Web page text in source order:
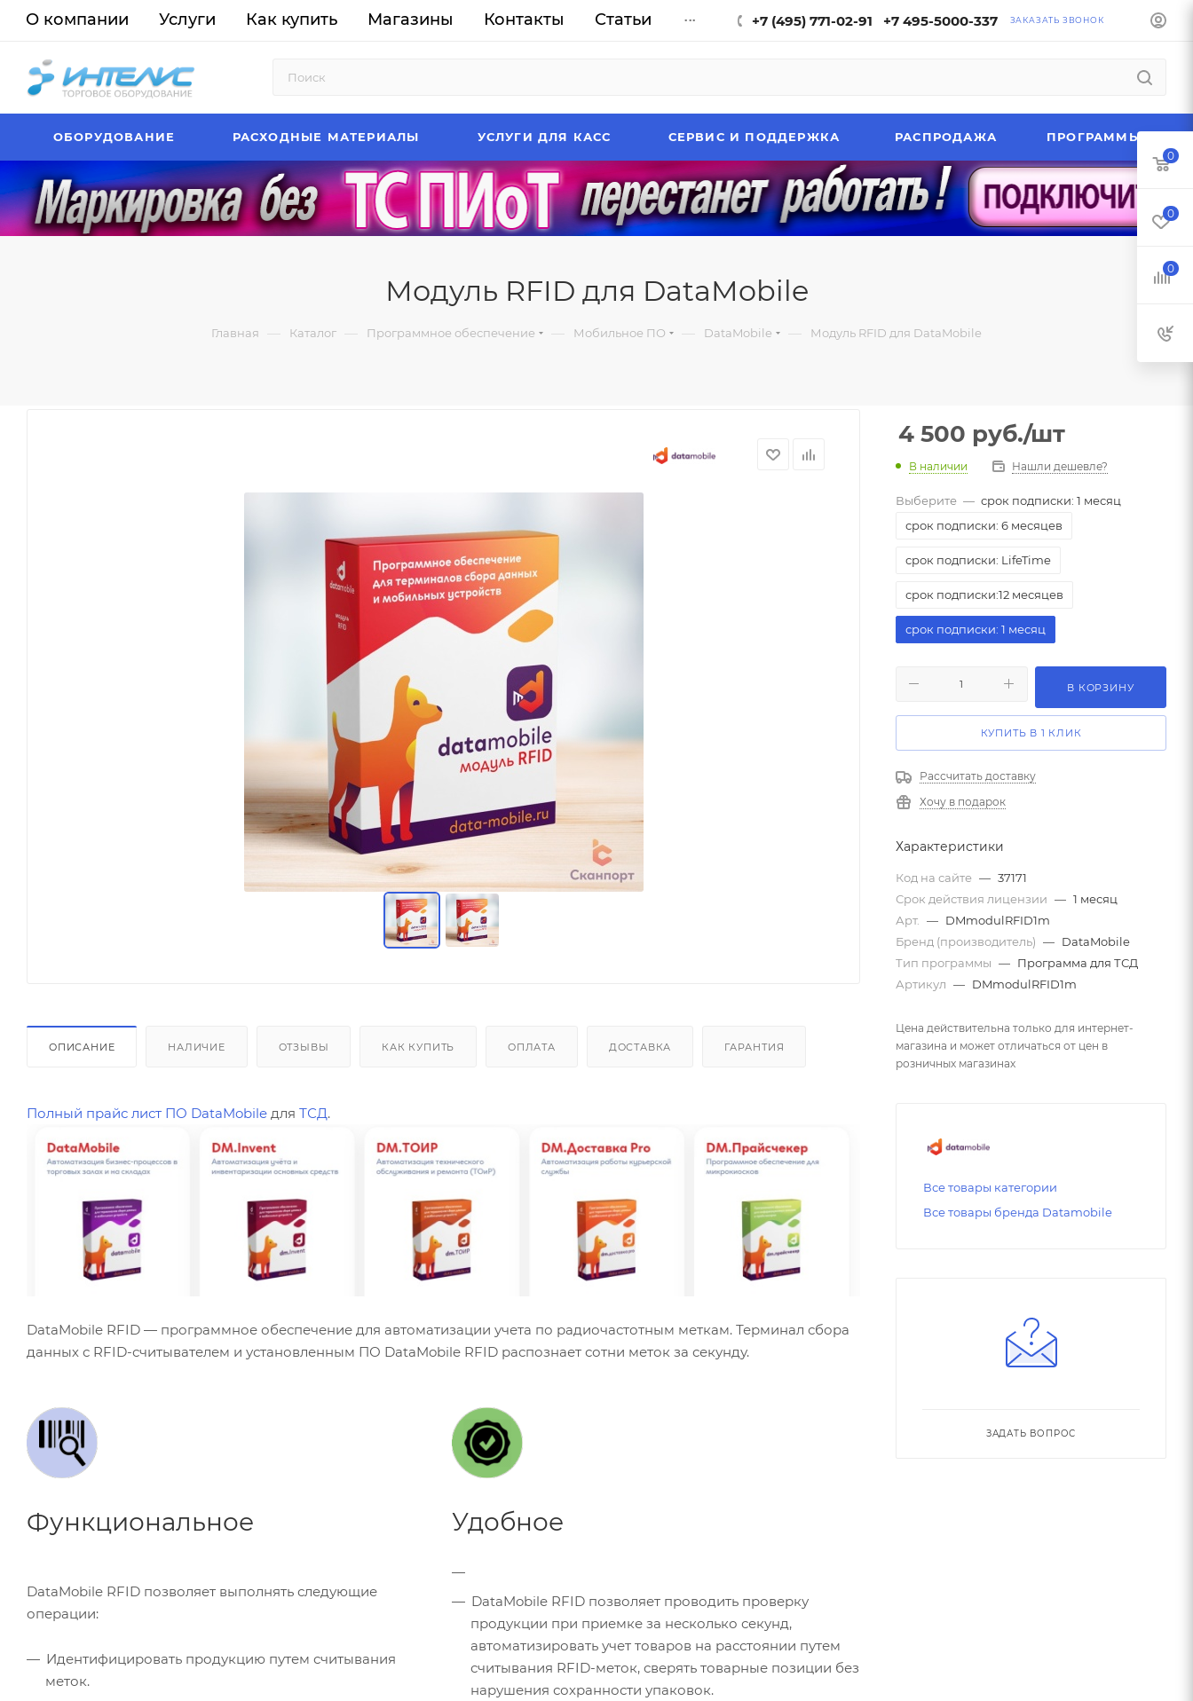
О компании Услуги Как купить Магазины Контакты Статьи ... +7 (495) 771-02-91 +7 495-5000-337 ЗАКАЗАТЬ ЗВОНОК
ОБОРУДОВАНИЕ РАСХОДНЫЕ МАТЕРИАЛЫ УСЛУГИ ДЛЯ КАСС СЕРВИС И ПОДДЕРЖКА РАСПРОДАЖА ПРОГРАММЫ
Модуль RFID для DataMobile
Главная — Каталог — Программное обеспечение — Мобильное ПО — DataMobile — Модуль RFID для DataMobile
ОПИСАНИЕ НАЛИЧИЕ ОТЗЫВЫ КАК КУПИТЬ ОПЛАТА ДОСТАВКА ГАРАНТИЯ
Полный прайс лист ПО DataMobile для ТСД.
DataMobile RFID — программное обеспечение для автоматизации учета по радиочастотным меткам. Терминал сбора
данных с RFID-считывателем и установленным ПО DataMobile RFID распознает сотни меток за секунду.
Функциональное
DataMobile RFID позволяет выполнять следующие
операции:
Идентифицировать продукцию путем считывания
меток.
Удобное
DataMobile RFID позволяет проводить проверку
продукции при приемке за несколько секунд,
автоматизировать учет товаров на расстоянии путем
считывания RFID-меток, сверять товарные позиции без
нарушения сохранности упаковок.
4 500 руб./шт
В наличии Нашли дешевле?
Выберите — срок подписки: 1 месяц
срок подписки: 6 месяцев
срок подписки: LifeTime
срок подписки:12 месяцев
срок подписки: 1 месяц
В КОРЗИНУ
КУПИТЬ В 1 КЛИК
Рассчитать доставку
Хочу в подарок
Характеристики
Код на сайте — 37171
Срок действия лицензии — 1 месяц
Арт.
— DMmodulRFID1m
Бренд (производитель) — DataMobile
Тип программы — Программа для ТСД
Артикул — DMmodulRFID1m
Цена действительна только для интернет-
магазина и может отличаться от цен в
розничных магазинах
Все товары категории
Все товары бренда Datamobile
ЗАДАТЬ ВОПРОС
0
0
0